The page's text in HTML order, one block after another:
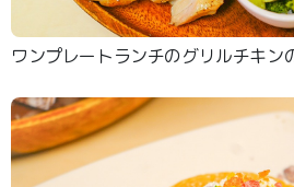
ワンプレートランチのグリルチキン